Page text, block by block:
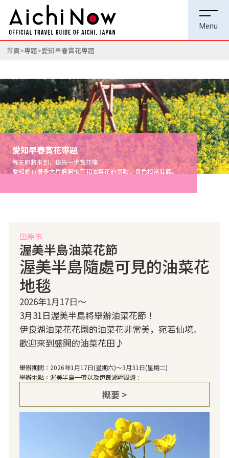
首頁 專題 愛知早春賞花專題
愛知早春賞花專題
春天即將來到，搶先一步賞花嘍！
愛知縣有很多大片盛開梅花和油菜花的景點，景色相當壯觀。
田原市
渥美半島油菜花節
渥美半島隨處可見的油菜花
地毯
2026年1月17日～
3月31日渥美半島將舉辦油菜花節！
伊良湖油菜花花園的油菜花非常美，宛若仙境。
歡迎來到盛開的油菜花田♪
舉辦期間：2026年1月17日(星期六)～3月31日(星期二)
舉辦地點：渥美半島一帶以及伊良湖岬周邊 :
概要 >